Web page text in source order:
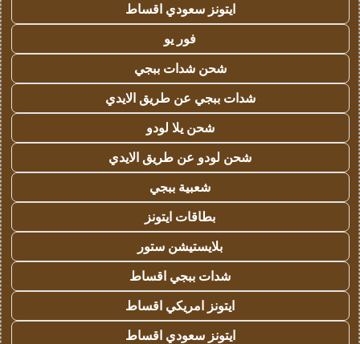
ايتونز سعودي اقساط
فور يو
شحن شدات ببجي
شدات ببجي عن طريق الايدي
شحن يلا لودو
شحن لودو عن طريق الايدي
شعبية ببجي
بطاقات ايتونز
بلايستيشن ستور
شدات ببجي اقساط
ايتونز امريكي اقساط
ايتونز سعودي اقساط